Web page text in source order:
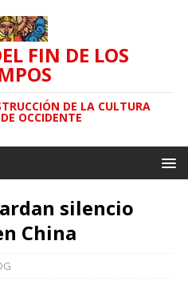
FIN DE LOS
DE LA CULTURA
OCCIDENTE
silencio
China